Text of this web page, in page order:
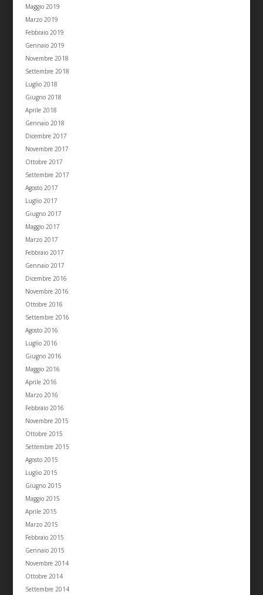
Maggio 2019
Marzo 2019
Febbraio 2019
Gennaio 2019
Novembre 2018
Settembre 2018
Luglio 2018
Giugno 2018
Aprile 2018
Gennaio 2018
Dicembre 2017
Novembre 2017
Ottobre 2017
Settembre 2017
Agosto 2017
Luglio 2017
Giugno 2017
Maggio 2017
Marzo 2017
Febbraio 2017
Gennaio 2017
Dicembre 2016
Novembre 2016
Ottobre 2016
Settembre 2016
Agosto 2016
Luglio 2016
Giugno 2016
Maggio 2016
Aprile 2016
Marzo 2016
Febbraio 2016
Novembre 2015
Ottobre 2015
Settembre 2015
Agosto 2015
Luglio 2015
Giugno 2015
Maggio 2015
Aprile 2015
Marzo 2015
Febbraio 2015
Gennaio 2015
Novembre 2014
Ottobre 2014
Settembre 2014